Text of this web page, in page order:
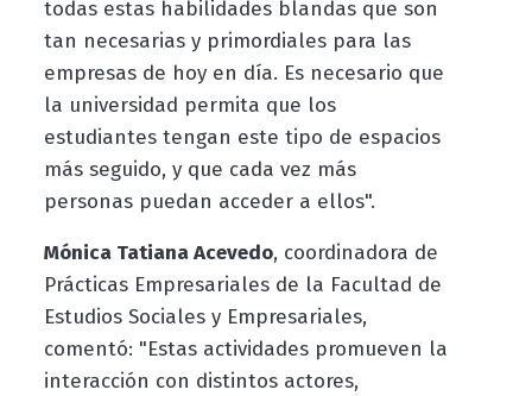
todas estas habilidades blandas que son
tan necesarias y primordiales para las
empresas de hoy en día. Es necesario que
la universidad permita que los
estudiantes tengan este tipo de espacios
más seguido, y que cada vez más
personas puedan acceder a ellos".
Mónica Tatiana Acevedo, coordinadora de
Prácticas Empresariales de la Facultad de
Estudios Sociales y Empresariales,
comentó: "Estas actividades promueven la
interacción con distintos actores,